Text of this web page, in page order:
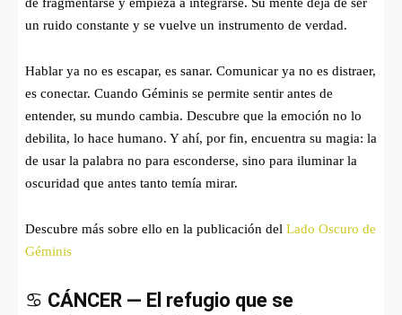
de fragmentarse y empieza a integrarse. Su mente deja de ser
un ruido constante y se vuelve un instrumento de verdad.
Hablar ya no es escapar, es sanar. Comunicar ya no es distraer,
es conectar. Cuando Géminis se permite sentir antes de
entender, su mundo cambia. Descubre que la emoción no lo
debilita, lo hace humano. Y ahí, por fin, encuentra su magia: la
de usar la palabra no para esconderse, sino para iluminar la
oscuridad que antes tanto temía mirar.
Descubre más sobre ello en la publicación del Lado Oscuro de
Géminis
♋ CÁNCER — El refugio que se